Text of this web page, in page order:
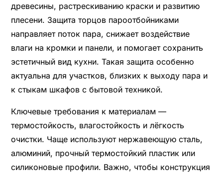
древесины, растрескиванию краски и развитию
плесени. Защита торцов пароотбойниками
направляет поток пара, снижает воздействие
влаги на кромки и панели, и помогает сохранить
эстетичный вид кухни. Такая защита особенно
актуальна для участков, близких к выходу пара и
к стыкам шкафов с бытовой техникой.
Ключевые требования к материалам —
термостойкость, влагостойкость и лёгкость
очистки. Чаще используют нержавеющую сталь,
алюминий, прочный термостойкий пластик или
силиконовые профили. Важно, чтобы конструкция